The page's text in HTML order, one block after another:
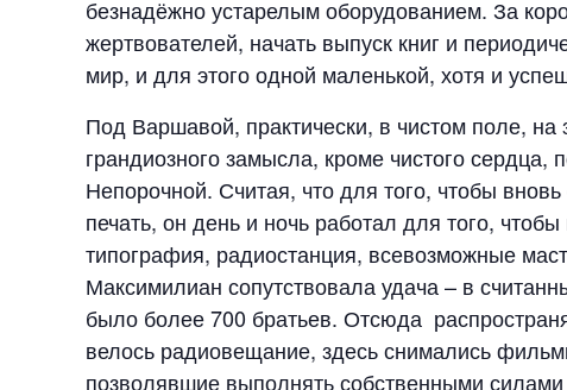
безнадёжно устарелым оборудованием. За
жертвователей, начать выпуск книг и
мир, и для этого одной маленькой, хотя и
Под Варшавой, практически, в чистом поле,
грандиозного замысла, кроме чистого
Непорочной. Считая, что для того, чтобы
печать, он день и ночь работал для того,
типография, радиостанция, всевозможные
Максимилиан сопутствовала удача – в
было более 700 братьев. Отсюда
велось радиовещание, здесь снимались
позволявшие выполнять собственными